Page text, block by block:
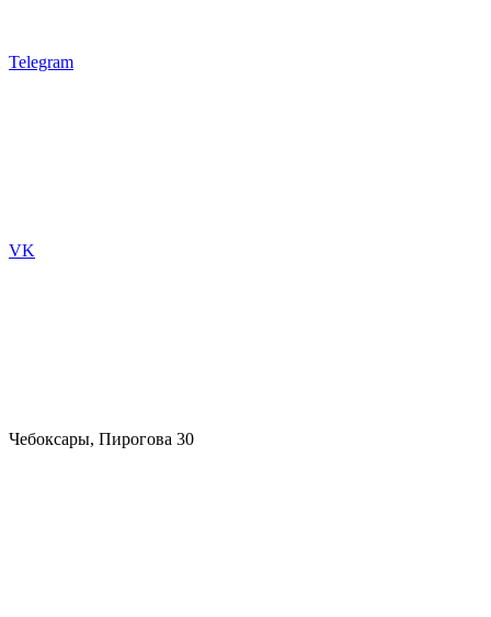
Telegram
VK
Чебоксары, Пирогова 30